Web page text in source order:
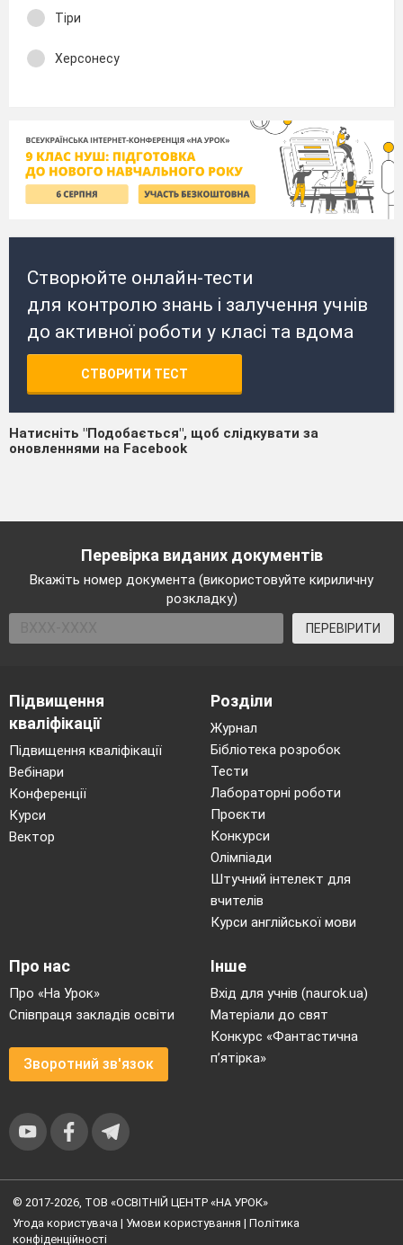
Тіри
Херсонесу
Створюйте онлайн-тести
для контролю знань і залучення учнів
до активної роботи у класі та вдома
СТВОРИТИ ТЕСТ
Натисніть "Подобається", щоб слідкувати за
оновленнями на Facebook
Перевірка виданих документів
Вкажіть номер документа (використовуйте кириличну
розкладку)
ПЕРЕВІРИТИ
Підвищення
кваліфікації
Підвищення кваліфікації
Вебінари
Конференції
Курси
Вектор
Розділи
Журнал
Бібліотека розробок
Тести
Лабораторні роботи
Проєкти
Конкурси
Олімпіади
Штучний інтелект для
вчителів
Курси англійської мови
Про нас
Про «На Урок»
Співпраця закладів освіти
Зворотний зв'язок
Інше
Вхід для учнів (naurok.ua)
Матеріали до свят
Конкурс «Фантастична
п’ятірка»
© 2017-2026, ТОВ «ОСВІТНІЙ ЦЕНТР «НА УРОК»
Угода користувача | Умови користування | Політика
конфіденційності